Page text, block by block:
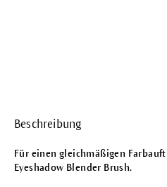
Beschreibung
Für einen gleichmäßigen
Eyeshadow Blender Brush.